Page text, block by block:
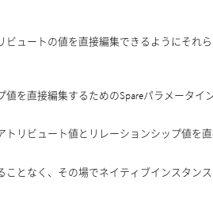
ュートの値を直接編集できるようにそれ
を直接編集するためのSpareパラメータイ
リビュート値とリレーションシップ値を直
となく、その場でネイティブインスタン